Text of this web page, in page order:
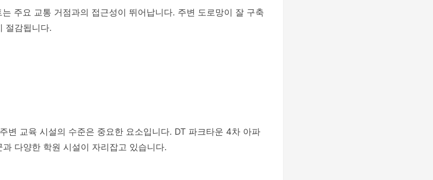
주요 교통 거점과의 접근성이 뛰어납니다. 주변 도로망이 잘 구축
절감됩니다.
변 교육 시설의 수준은 중요한 요소입니다. DT 파크타운 4차 아파
다양한 학원 시설이 자리잡고 있습니다.